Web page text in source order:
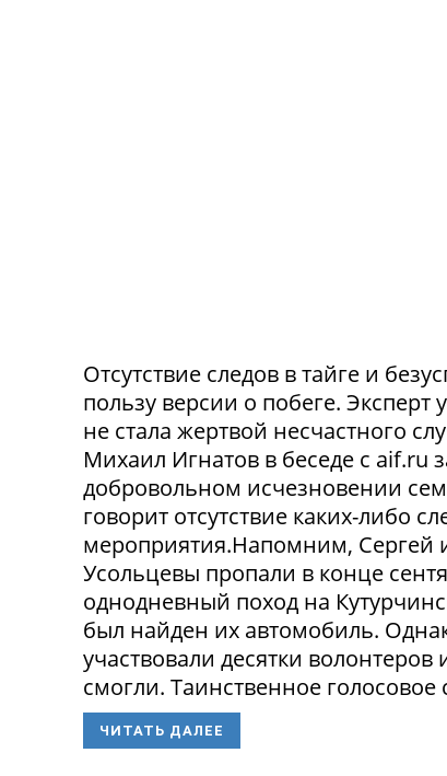
Отсутствие следов в тайге и
пользу версии о побеге.
не стала жертвой несчастного
Михаил Игнатов в беседе с aif.ru
добровольном исчезновении
говорит отсутствие каких-либо
мероприятия.Напомним, Сергей
Усольцевы пропали в конце
однодневный поход на
был найден их автомобиль.
участвовали десятки
смогли. Таинственное
ЧИТАТЬ ДАЛЕЕ